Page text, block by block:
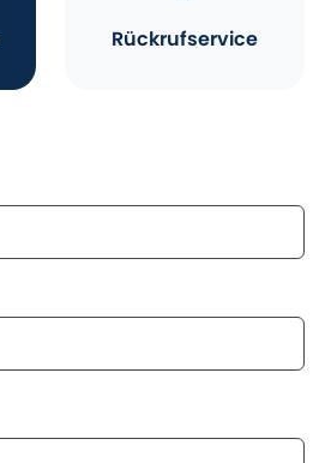
Rückrufservice